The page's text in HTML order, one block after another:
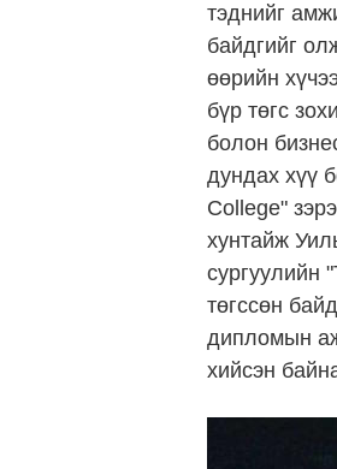
тэднийг
байдгийг
өөрийн
бүр төгс
болон
дундах хүү
College"
хунтайж
сургуулийн
төгссөн
дипломын
хийсэн